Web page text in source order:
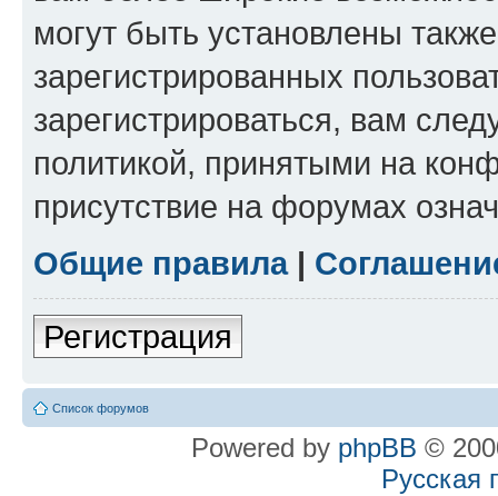
могут быть установлены
зарегистрированных
зарегистрироваться, вам
политикой, принятыми на
присутствие на форумах
Общие правила|
Регистрация
Список форумов
Powered by phpBB ©
Русская